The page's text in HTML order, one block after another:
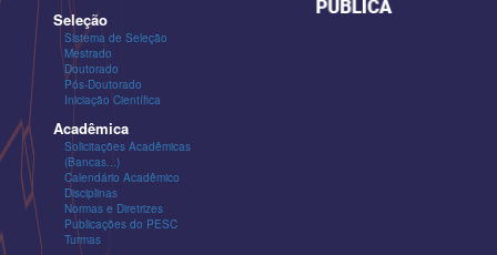
Seleção
Sistema de Seleção
Mestrado
Doutorado
Pós-Doutorado
Iniciação Científica
Acadêmica
Solicitações Acadêmicas
(Bancas...)
Calendário Acadêmico
Disciplinas
Normas e Diretrizes
Publicações do PESC
Turmas